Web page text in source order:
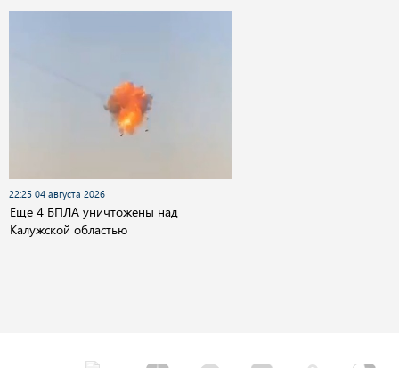
22:25 04 августа 2026
Ещё 4 БПЛА уничтожены над
Калужской областью